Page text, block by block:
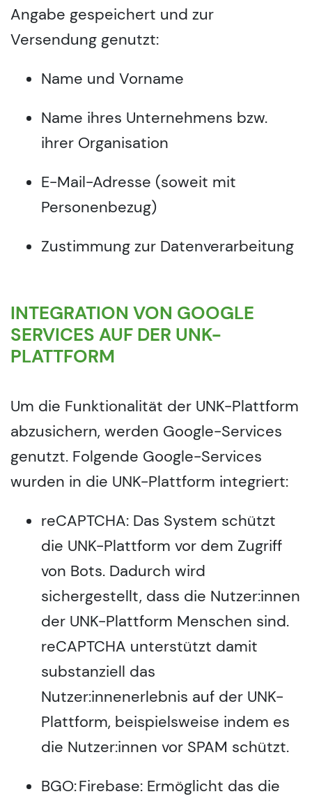
Angabe gespeichert und zur
Versendung genutzt:
Name und Vorname
Name ihres Unternehmens bzw.
ihrer Organisation
E-Mail-Adresse (soweit mit
Personenbezug)
Zustimmung zur Datenverarbeitung
INTEGRATION VON GOOGLE
SERVICES AUF DER UNK-
PLATTFORM
Um die Funktionalität der UNK-Plattform
abzusichern, werden Google-Services
genutzt. Folgende Google-Services
wurden in die UNK-Plattform integriert:
reCAPTCHA: Das System schützt
die UNK-Plattform vor dem Zugriff
von Bots. Dadurch wird
sichergestellt, dass die Nutzer:innen
der UNK-Plattform Menschen sind.
reCAPTCHA unterstützt damit
substanziell das
Nutzer:innenerlebnis auf der UNK-
Plattform, beispielsweise indem es
die Nutzer:innen vor SPAM schützt.
BGO: Firebase: Ermöglicht das die